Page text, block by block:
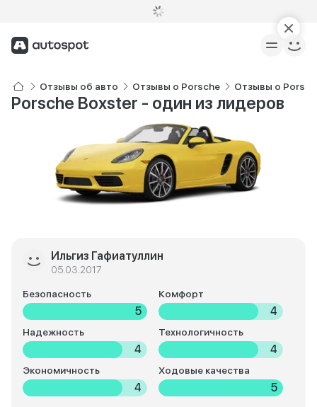
Отзывы об авто Отзывы о Porsche Отзывы о
Porsche Boxster - один из лидеров
Ильгиз Гафиатуллин
05.03.2017
Безопасность
5
Комфорт
4
Надежность
4
Технологичность
4
Экономичность
4
Ходовые качества
5